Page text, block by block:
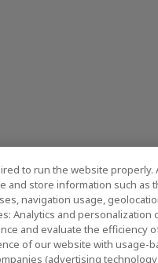
to run the website properly.
and store information such as
navigation usage,
Analytics and personalization
and evaluate the efficiency
of our website with usage-
(advertising